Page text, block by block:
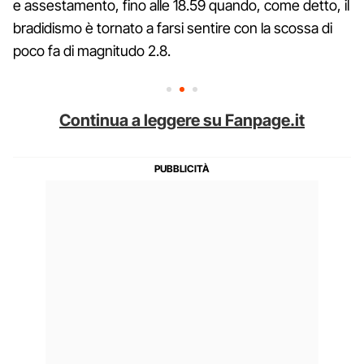
e assestamento, fino alle 18.59 quando, come detto, il
bradidismo è tornato a farsi sentire con la scossa di
poco fa di magnitudo 2.8.
Continua a leggere su Fanpage.it